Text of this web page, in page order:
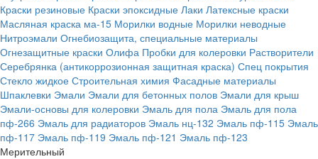
Краски резиновые Краски эпоксидные Лаки Латексные краски
Масляная краска ма-15 Морилки водные Морилки неводные
Нитроэмали Огнебиозащита, специальные материалы
Огнезащитные краски Олифа Пробки для колеровки Растворители
Серебрянка (антикоррозионная защитная краска) Спец покрытия
Стекло жидкое Строительная химия Фасадные материалы
Шпаклевки Эмали Эмали для бетонных полов Эмали для крыш
Эмали-основы для колеровки Эмаль для пола Эмаль для пола
пф-266 Эмаль для радиаторов Эмаль нц-132 Эмаль пф-115 Эмаль
пф-117 Эмаль пф-119 Эмаль пф-121 Эмаль пф-123
Мерительный